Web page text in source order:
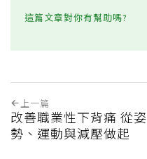
這篇文章對你有幫助嗎?
上一篇
改善職業性下背痛 從姿
勢、運動與減壓做起